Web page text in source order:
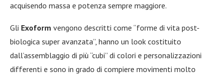
acquisendo massa e potenza sempre maggiore.
Gli Exoform vengono descritti come “forme di vita post-
biologica super avanzata”, hanno un look costituito
dall’assemblaggio di più “cubi” di colori e personalizzazioni
differenti e sono in grado di compiere movimenti molto